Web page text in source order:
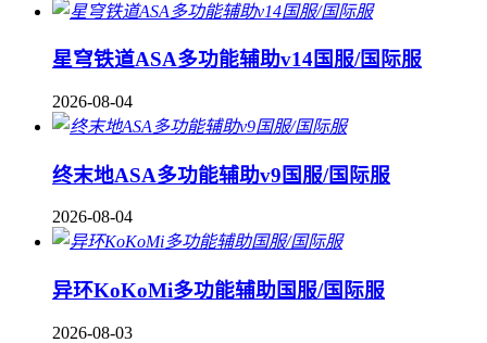
星穹铁道ASA多功能辅助v14国服/国际服
2026-08-04
终末地ASA多功能辅助v9国服/国际服
2026-08-04
异环KoKoMi多功能辅助国服/国际服
2026-08-03